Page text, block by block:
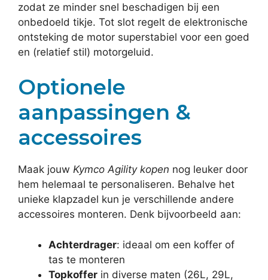
zodat ze minder snel beschadigen bij een
onbedoeld tikje. Tot slot regelt de elektronische
ontsteking de motor superstabiel voor een goed
en (relatief stil) motorgeluid.
Optionele
aanpassingen &
accessoires
Maak jouw Kymco Agility kopen nog leuker door
hem helemaal te personaliseren. Behalve het
unieke klapzadel kun je verschillende andere
accessoires monteren. Denk bijvoorbeeld aan:
Achterdrager: ideaal om een koffer of
tas te monteren
Topkoffer in diverse maten (26L, 29L,